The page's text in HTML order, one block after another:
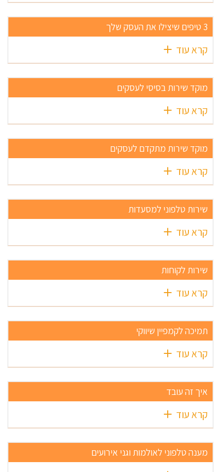
3 טיפים שיצילו את העסק שלך
קרא עוד
מוקד שירות בסיסי לעסקים
קרא עוד
מוקד שירות מתקדם לעסקים
קרא עוד
שירות טלפוני למסעדות
קרא עוד
שירות לקוחות
קרא עוד
תמיכה לקמפיין שיווקי
קרא עוד
איך זה עובד
קרא עוד
מענה טלפוני לאולמות וגני אירועים